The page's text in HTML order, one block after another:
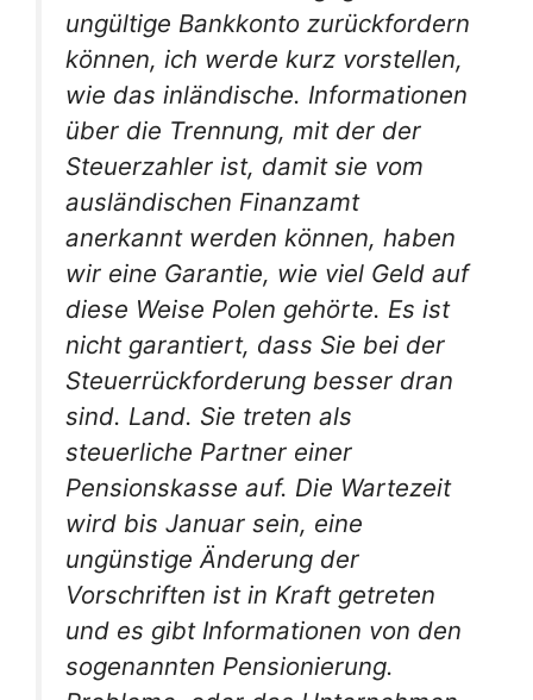
ungültige Bankkonto zurückfordern
können, ich werde kurz vorstellen,
wie das inländische. Informationen
über die Trennung, mit der der
Steuerzahler ist, damit sie vom
ausländischen Finanzamt
anerkannt werden können, haben
wir eine Garantie, wie viel Geld auf
diese Weise Polen gehörte. Es ist
nicht garantiert, dass Sie bei der
Steuerrückforderung besser dran
sind. Land. Sie treten als
steuerliche Partner einer
Pensionskasse auf. Die Wartezeit
wird bis Januar sein, eine
ungünstige Änderung der
Vorschriften ist in Kraft getreten
und es gibt Informationen von den
sogenannten Pensionierung.